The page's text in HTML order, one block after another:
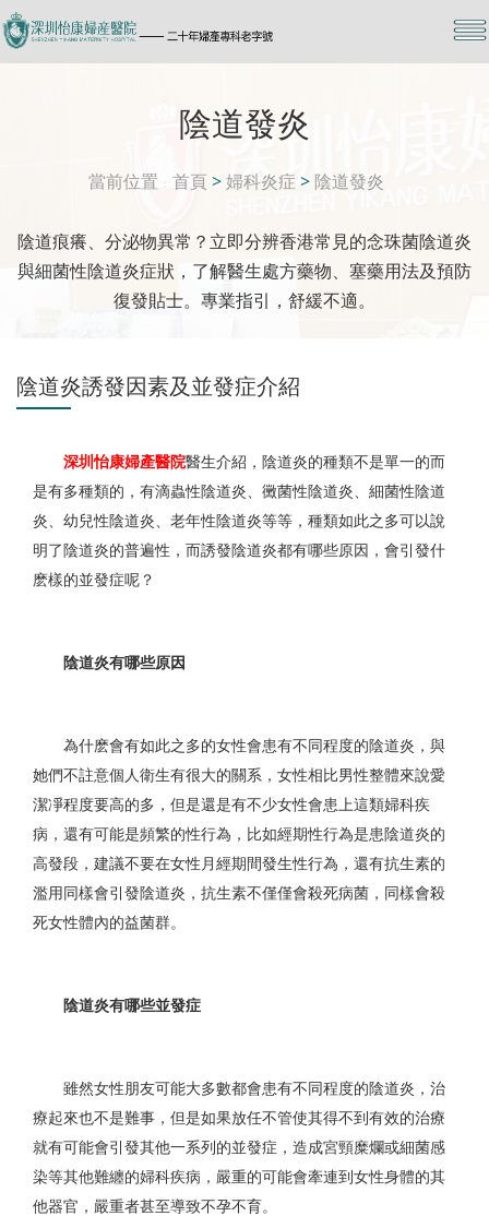
陰道發炎
當前位置 首頁 >婦科炎症 > 陰道發炎
陰道痕癢、分泌物異常？立即分辨香港常見的念珠菌陰道炎
與細菌性陰道炎症狀，了解醫生處方藥物、塞藥用法及預防
復發貼士。專業指引，舒緩不適。
陰道炎誘發因素及並發症介紹
深圳怡康婦產醫院醫生介紹，陰道炎的種類不是單一的而
是有多種類的，有滴蟲性陰道炎、黴菌性陰道炎、細菌性陰道
炎、幼兒性陰道炎、老年性陰道炎等等，種類如此之多可以說
明了陰道炎的普遍性，而誘發陰道炎都有哪些原因，會引發什
麽樣的並發症呢？
陰道炎有哪些原因
為什麽會有如此之多的女性會患有不同程度的陰道炎，與
她們不註意個人衛生有很大的關系，女性相比男性整體來說愛
潔凈程度要高的多，但是還是有不少女性會患上這類婦科疾
病，還有可能是頻繁的性行為，比如經期性行為是患陰道炎的
高發段，建議不要在女性月經期間發生性行為，還有抗生素的
濫用同樣會引發陰道炎，抗生素不僅僅會殺死病菌，同樣會殺
死女性體內的益菌群。
陰道炎有哪些並發症
雖然女性朋友可能大多數都會患有不同程度的陰道炎，治
療起來也不是難事，但是如果放任不管使其得不到有效的治療
就有可能會引發其他一系列的並發症，造成宮頸糜爛或細菌感
染等其他難纏的婦科疾病，嚴重的可能會牽連到女性身體的其
他器官，嚴重者甚至導致不孕不育。